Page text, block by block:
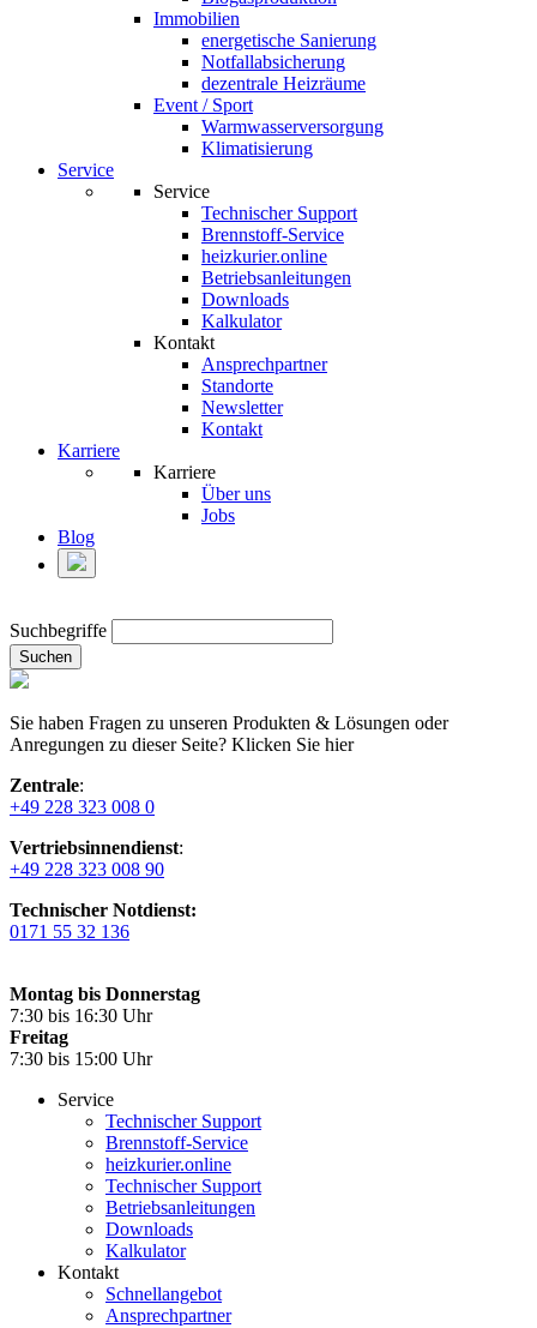
Immobilien
energetische Sanierung
Notfallabsicherung
dezentrale Heizräume
Event / Sport
Warmwasserversorgung
Klimatisierung
Service
Service
Technischer Support
Brennstoff-Service
heizkurier.online
Betriebsanleitungen
Downloads
Kalkulator
Kontakt
Ansprechpartner
Standorte
Newsletter
Kontakt
Karriere
Karriere
Über uns
Jobs
Blog
Suchbegriffe
Suchen
Sie haben Fragen zu unseren Produkten & Lösungen oder
Anregungen zu dieser Seite? Klicken Sie hier
Zentrale:
+49 228 323 008 0
Vertriebsinnendienst:
+49 228 323 008 90
Technischer Notdienst:
0171 55 32 136
Montag bis Donnerstag
7:30 bis 16:30 Uhr
Freitag
7:30 bis 15:00 Uhr
Service
Technischer Support
Brennstoff-Service
heizkurier.online
Technischer Support
Betriebsanleitungen
Downloads
Kalkulator
Kontakt
Schnellangebot
Ansprechpartner